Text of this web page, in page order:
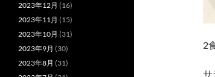
2
サ
2023年12月 (16)
2023年11月 (15)
2023年10月 (31)
2023年9月 (30)
2023年8月 (31)